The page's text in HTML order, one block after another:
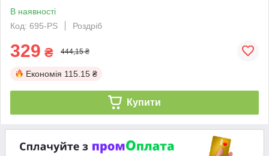
В наявності
Код: 695-PS
Роздріб
329 ₴ 444,15 ₴
Економія 115.15 ₴
Купити